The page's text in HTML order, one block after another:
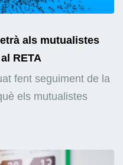
als mutualistes
RETA
fent seguiment de la
els mutualistes